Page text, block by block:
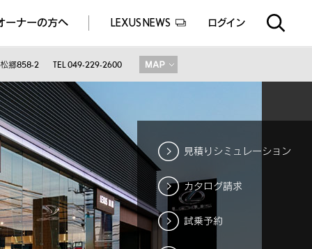
ーナーの方へ LEXUS NEWS ログイン
EXPERIENCE(体験サービス)
experience(販売店実施イベント)
郷858-2 TEL 049-229-2600
見積りシミュレーション
カタログ請求
試乗予約